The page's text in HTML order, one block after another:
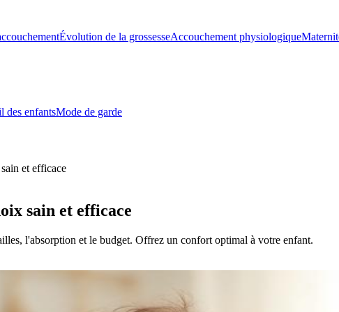
Évolution de la grossesseAccouchement physiologique
des enfantsMode de garde
et efficace
sain et efficace
l'absorption et le budget. Offrez un confort optimal à votre enfant.